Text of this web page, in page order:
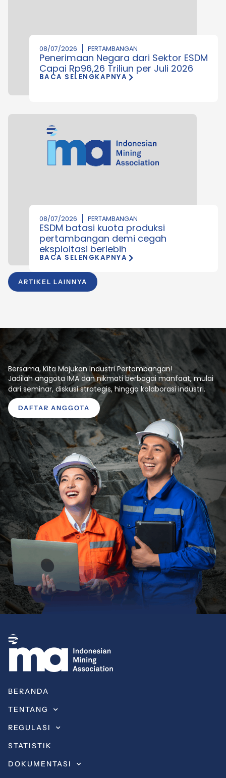
ARTIKEL LAINNYA
08/07/2026 PERTAMBANGAN
Penerimaan Negara dari Sektor ESDM
Capai Rp96,26 Triliun per Juli 2026
BACA SELENGKAPNYA
08/07/2026 PERTAMBANGAN
ESDM batasi kuota produksi
pertambangan demi cegah
eksploitasi berlebih
BACA SELENGKAPNYA
Bersama, Kita Majukan Industri Pertambangan!
Jadilah anggota IMA dan nikmati berbagai manfaat, mulai
dari seminar, diskusi strategis, hingga kolaborasi industri.
DAFTAR ANGGOTA
BERANDA
TENTANG
REGULASI
STATISTIK
DOKUMENTASI